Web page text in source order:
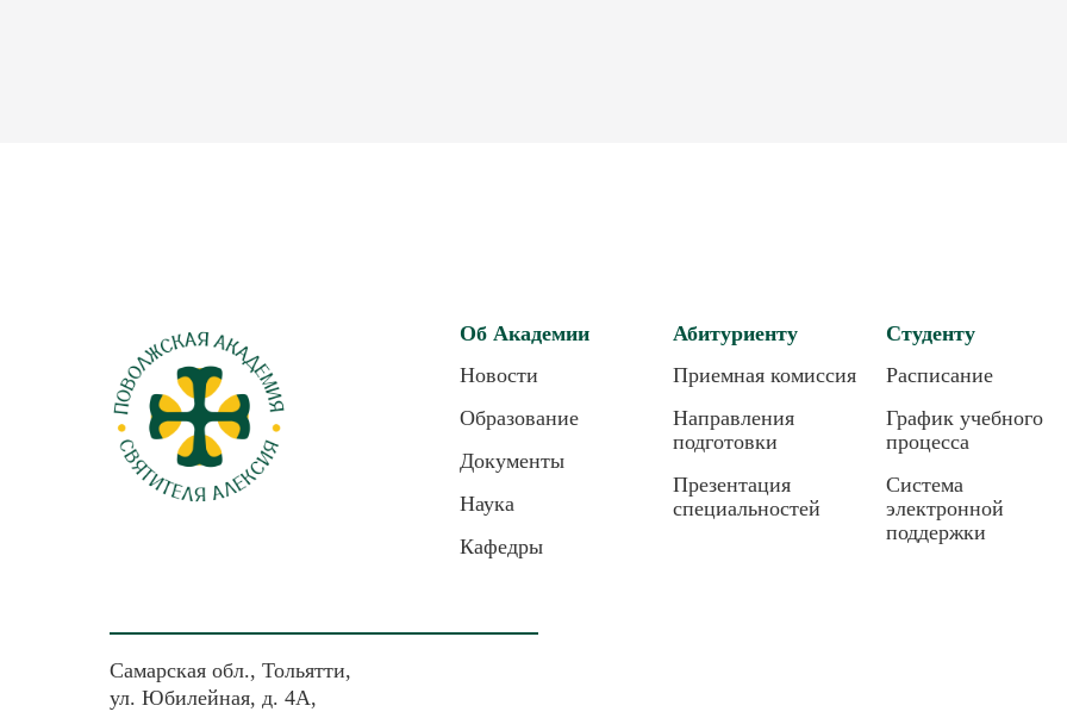
Об Академии
Новости
Образование
Документы
Наука
Кафедры
Абитуриенту
Приемная комиссия
Направления
подготовки
Презентация
специальностей
Студенту
Расписание
График учебного
процесса
Система
электронной
поддержки
Самарская обл., Тольятти,
ул. Юбилейная, д. 4А,